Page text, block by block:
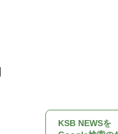
KSB NEWSを